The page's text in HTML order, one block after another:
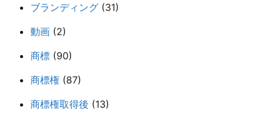
ブランディング (31)
動画 (2)
商標 (90)
商標権 (87)
商標権取得後 (13)